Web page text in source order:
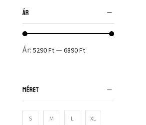
ÁR
Ár: 5290 Ft— 6890 Ft
MÉRET
S M L XL